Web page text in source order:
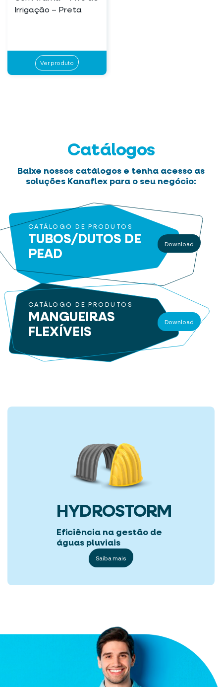
Irrigação – Preta
Ver produto
Catálogos
Baixe nossos catálogos e tenha acesso as
soluções Kanaflex para o seu negócio:
CATÁLOGO DE PRODUTOS
TUBOS/DUTOS DE
PEAD
Download
CATÁLOGO DE PRODUTOS
MANGUEIRAS
FLEXÍVEIS
Download
HYDROSTORM
Eficiência na gestão de
águas pluviais
Saiba mais